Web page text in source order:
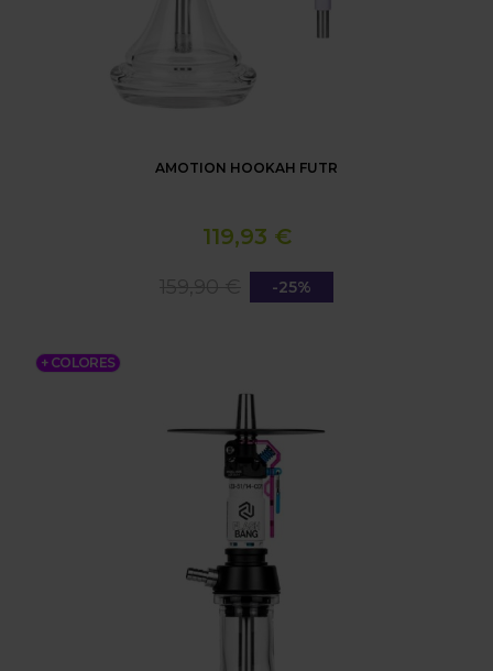
AMOTION HOOKAH FUTR
119,93 €
-25%
+ COLORES
SHISHA AMOTION FLASH BANG